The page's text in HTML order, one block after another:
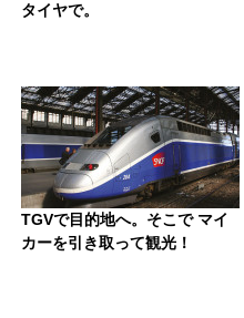
タイヤで。
TGVで目的地へ。そこで マイ
カーを引き取って観光！